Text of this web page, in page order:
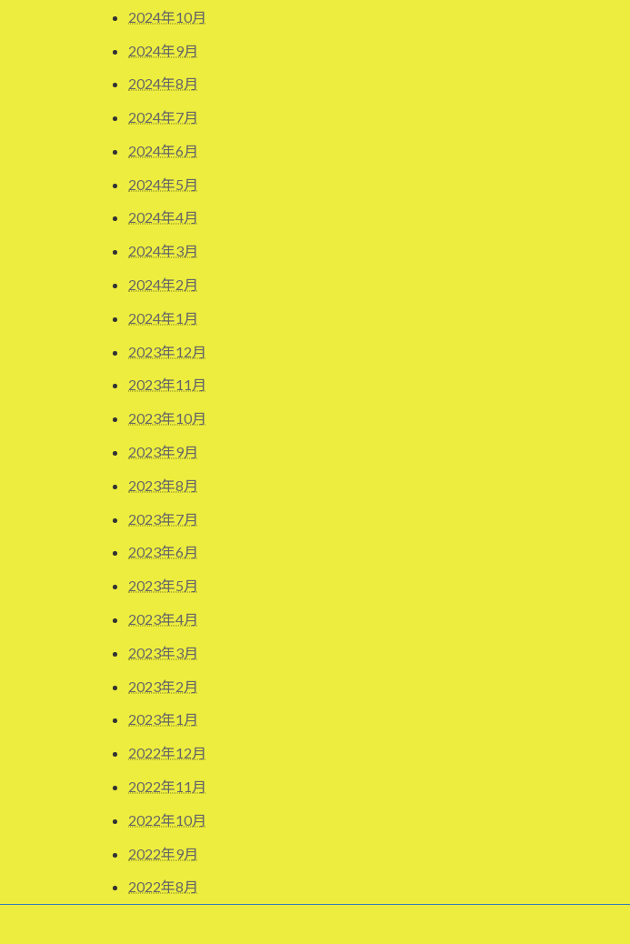
2024年10月
2024年9月
2024年8月
2024年7月
2024年6月
2024年5月
2024年4月
2024年3月
2024年2月
2024年1月
2023年12月
2023年11月
2023年10月
2023年9月
2023年8月
2023年7月
2023年6月
2023年5月
2023年4月
2023年3月
2023年2月
2023年1月
2022年12月
2022年11月
2022年10月
2022年9月
2022年8月